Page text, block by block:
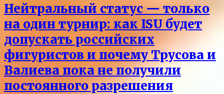
Нейтральный статус — только
на один турнир: как ISU будет
допускать российских
фигуристов и почему Трусова и
Валиева пока не получили
постоянного разрешения